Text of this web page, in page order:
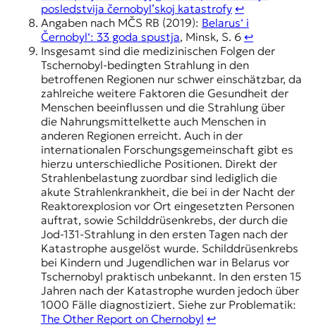
posledstvija černobyl’skoj katastrofy ↩︎
Angaben nach MČS RB (2019): Belarus‘ i
Černobyl‘: 33 goda spustja, Minsk, S. 6 ↩︎
Insgesamt sind die medizinischen Folgen der
Tschernobyl-bedingten Strahlung in den
betroffenen Regionen nur schwer einschätzbar, da
zahlreiche weitere Faktoren die Gesundheit der
Menschen beeinflussen und die Strahlung über
die Nahrungsmittelkette auch Menschen in
anderen Regionen erreicht. Auch in der
internationalen Forschungsgemeinschaft gibt es
hierzu unterschiedliche Positionen. Direkt der
Strahlenbelastung zuordbar sind lediglich die
akute Strahlenkrankheit, die bei in der Nacht der
Reaktorexplosion vor Ort eingesetzten Personen
auftrat, sowie Schilddrüsenkrebs, der durch die
Jod-131-Strahlung in den ersten Tagen nach der
Katastrophe ausgelöst wurde. Schilddrüsenkrebs
bei Kindern und Jugendlichen war in Belarus vor
Tschernobyl praktisch unbekannt. In den ersten 15
Jahren nach der Katastrophe wurden jedoch über
1000 Fälle diagnostiziert. Siehe zur Problematik:
The Other Report on Chernobyl ↩︎